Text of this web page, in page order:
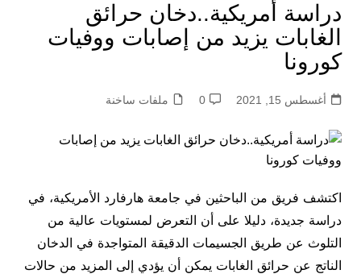
دراسة أمريكية..دخان حرائق
الغابات يزيد من إصابات ووفيات
كورونا
أغسطس 15, 2021 0 ملفات ساخنة
اكتشف فريق من الباحثين في جامعة هارفارد الأمريكية، في
دراسة جديدة، دليلا على أن التعرض لمستويات عالية من
التلوث عن طريق الجسيمات الدقيقة المتواجدة في الدخان
الناتج عن حرائق الغابات يمكن أن يؤدي إلى المزيد من حالات